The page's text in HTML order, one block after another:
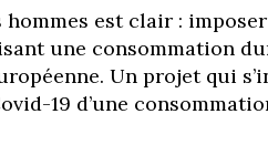
hommes est clair :
une consommation
Un projet qui
19 d’une